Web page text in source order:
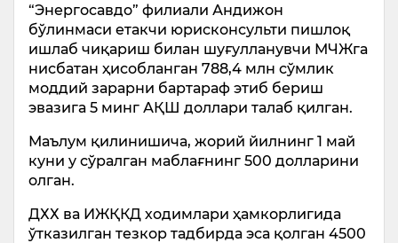
“Энергосавдо” филиали Андижон
бўлинмаси етакчи юрисконсульти пишлоқ
ишлаб чиқариш билан шуғулланувчи МЧЖга
нисбатан ҳисобланган 788,4 млн сўмлик
моддий зарарни бартараф этиб бериш
эвазига 5 минг АҚШ доллари талаб қилган.
Маълум қилинишича, жорий йилнинг 1 май
куни у сўралган маблағнинг 500 долларини
олган.
ДХХ ва ИЖҚКД ходимлари ҳамкорлигида
ўтказилган тезкор тадбирда эса қолган 4500